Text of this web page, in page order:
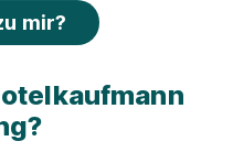
mir?